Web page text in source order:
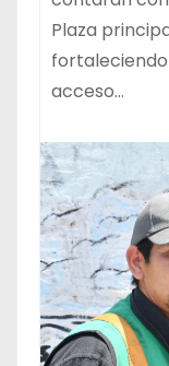
Plaza
acceso…